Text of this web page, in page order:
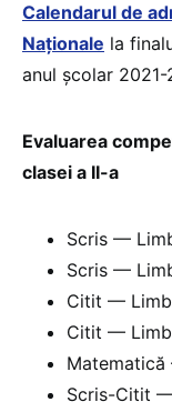
Calendarul de
Naţionale la
anul şcolar
Evaluarea
clasei a II-a
Scris —
Scris —
Citit —
Citit —
Scris-Citit